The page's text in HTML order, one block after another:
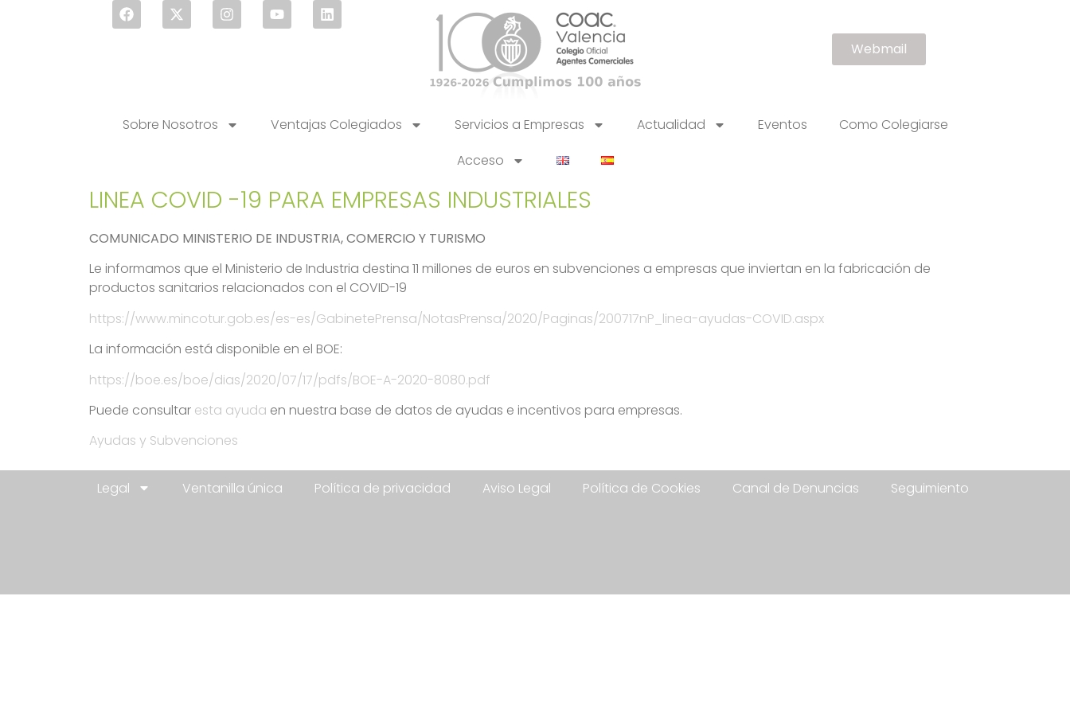
Webmail
Sobre Nosotros Ventajas Colegiados Servicios a Empresas Actualidad Eventos
Como Colegiarse
Acceso
LINEA COVID -19 PARA EMPRESAS INDUSTRIALES
COMUNICADO MINISTERIO DE INDUSTRIA, COMERCIO Y TURISMO
Le informamos que el Ministerio de Industria destina 11 millones de euros en subvenciones a empresas que inviertan en la fabricación de
productos sanitarios relacionados con el COVID-19
https://www.mincotur.gob.es/es-es/GabinetePrensa/NotasPrensa/2020/Paginas/200717nP_linea-ayudas-COVID.aspx
La información está disponible en el BOE:
https://boe.es/boe/dias/2020/07/17/pdfs/BOE-A-2020-8080.pdf
Puede consultar esta ayuda en nuestra base de datos de ayudas e incentivos para empresas.
Ayudas y Subvenciones
Legal Ventanilla única Política de privacidad Aviso Legal Política de Cookies Canal de Denuncias Seguimiento